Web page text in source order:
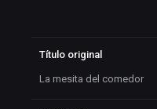
Título original
La mesita del comedor